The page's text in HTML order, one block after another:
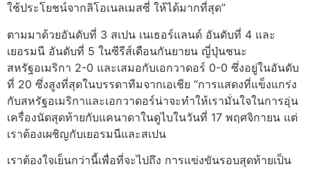
ใช้ประโยชน์จากลิโอเนลเมสซี่ ให้ได้มากที่สุด”
ตามมาด้วยอันดับที่ 3 สเปน เนเธอร์แลนด์ อันดับที่ 4 และ
เยอรมนี อันดับที่ 5 ในซีรีส์เดือนกันยายน ญี่ปุ่นชนะ
สหรัฐอเมริกา 2-0 และเสมอกับเอกวาดอร์ 0-0 ซึ่งอยู่ในอันดับ
ที่ 20 ซึ่งสูงที่สุดในบรรดาทีมจากเอเชีย “การแสดงที่แข็งแกร่ง
กับสหรัฐอเมริกาและเอกวาดอร์น่าจะทำให้เรามั่นใจในการอุ่น
เครื่องนัดสุดท้ายกับแคนาดาในดูไบในวันที่ 17 พฤศจิกายน แต่
เราต้องเผชิญกับเยอรมนีและสเปน
เราต้องใจเย็นกว่านี้เพื่อที่จะไปถึง การแข่งขันรอบสุดท้ายเป็น